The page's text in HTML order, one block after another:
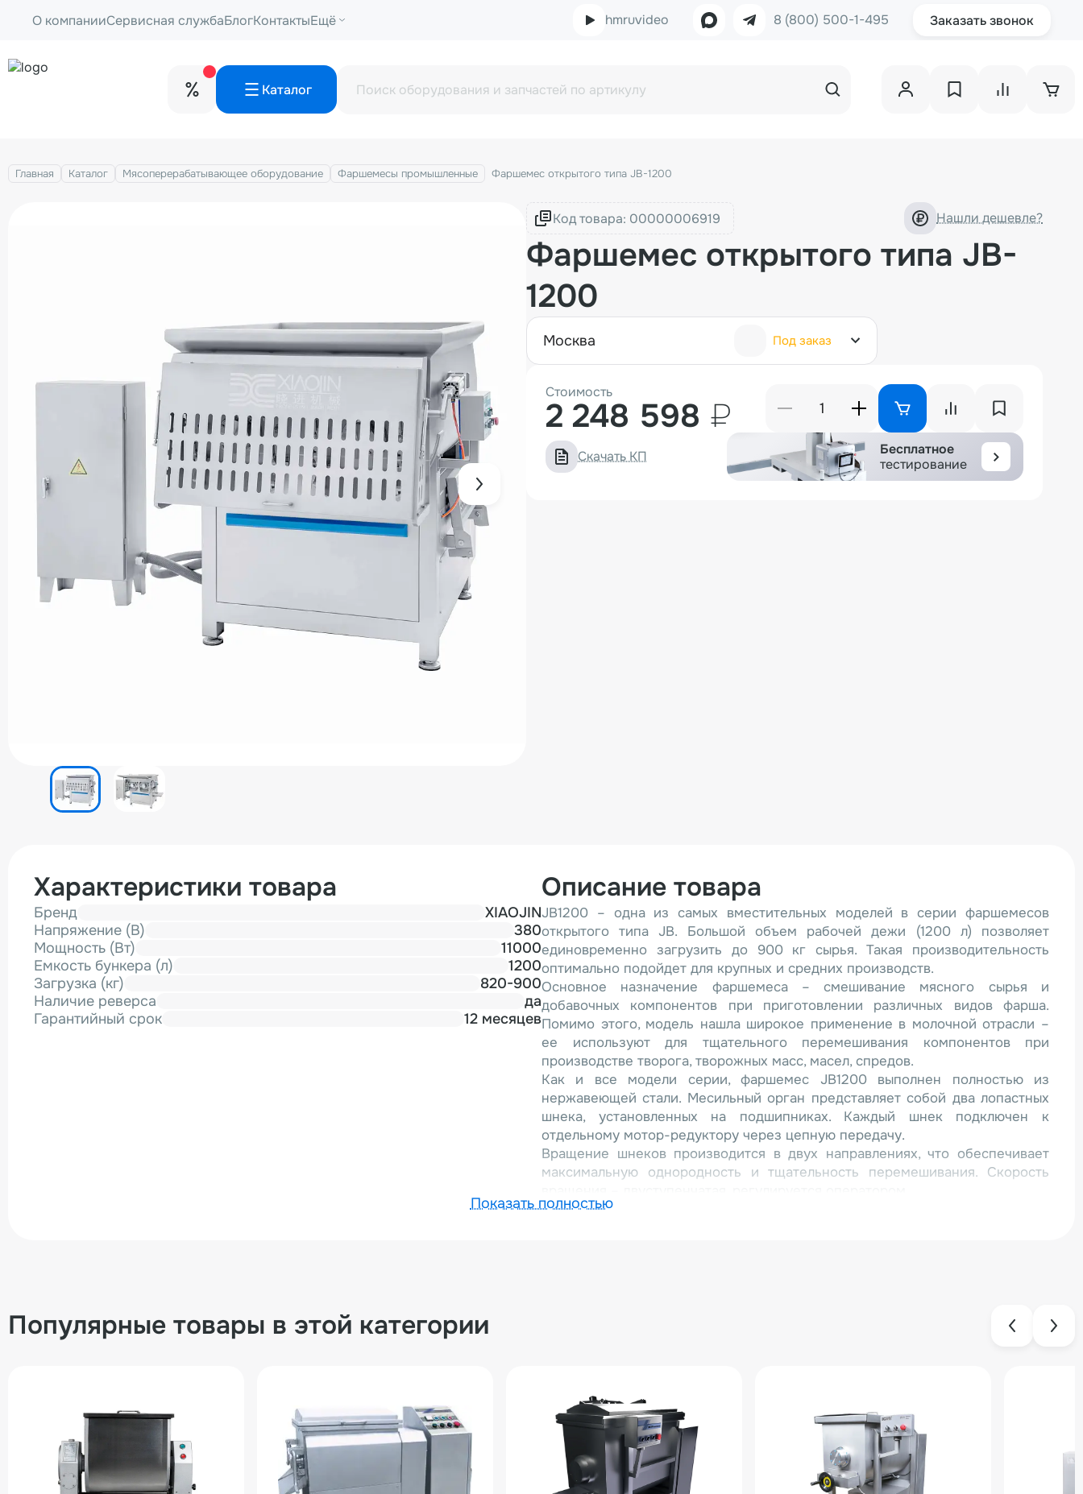
О компанииСервисная службаБлогКонтактыЕщё hmruvideo 8 (800) 500-1-495 Заказать звонок
Каталог
Главная Каталог Мясоперерабатывающее оборудование Фаршемесы промышленные Фаршемес открытого типа JB-1200
Код товара: Нашли дешевле?
Фаршемес открытого типа JB-
1200
москва Под заказ
Стоимость
2 248 598 ₽
Скачать КП
Бесплатное
тестирование
Характеристики товара
Бренд
XIAOJIN
Напряжение (В)
380
Мощность (Вт)
11000
Емкость бункера (л)
1200
Загрузка (кг)
820-900
Наличие реверса
да
Гарантийный срок
12 месяцев
Описание товара
JB1200 – одна из самых вместительных моделей в серии фаршемесов
открытого типа JB. Большой объем рабочей дежи (1200 л) позволяет
единовременно загрузить до 900 кг сырья. Такая производительность
оптимально подойдет для крупных и средних производств.
Основное назначение фаршемеса – смешивание мясного сырья и
добавочных компонентов при приготовлении различных видов фарша.
Помимо этого, модель нашла широкое применение в молочной отрасли –
ее используют для тщательного перемешивания компонентов при
производстве творога, творожных масс, масел, спредов.
Как и все модели серии, фаршемес JB1200 выполнен полностью из
нержавеющей стали. Месильный орган представляет собой два лопастных
шнека, установленных на подшипниках. Каждый шнек подключен к
отдельному мотор-редуктору через цепную передачу.
Вращение шнеков производится в двух направлениях, что обеспечивает
максимальную однородность и тщательность перемешивания. Скорость
Выгрузка готового продукта – автоматическая, через предусмотренный для
Показать полностью
Популярные товары в этой категории